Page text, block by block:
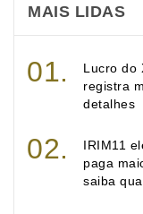
MAIS LIDAS
Lucro do
registra
detalhes
IRIM11
paga
saiba